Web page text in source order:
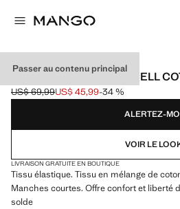
Passer au contenu principal
CHEMISE DE NUIT LYOCELL
Prix initial barré [US$ 69,99 ]
US$ 69,99
Prix actuel [US$ 45,99 ]
US$ 45,99-34 %
Choisissez une couleur
ALERTEZ-
VOIR LE
LIVRAISON GRATUITE EN BOUTIQUE
Tissu élastique. Tissu en mélange de
Manches courtes. Offre confort et liberté
solde